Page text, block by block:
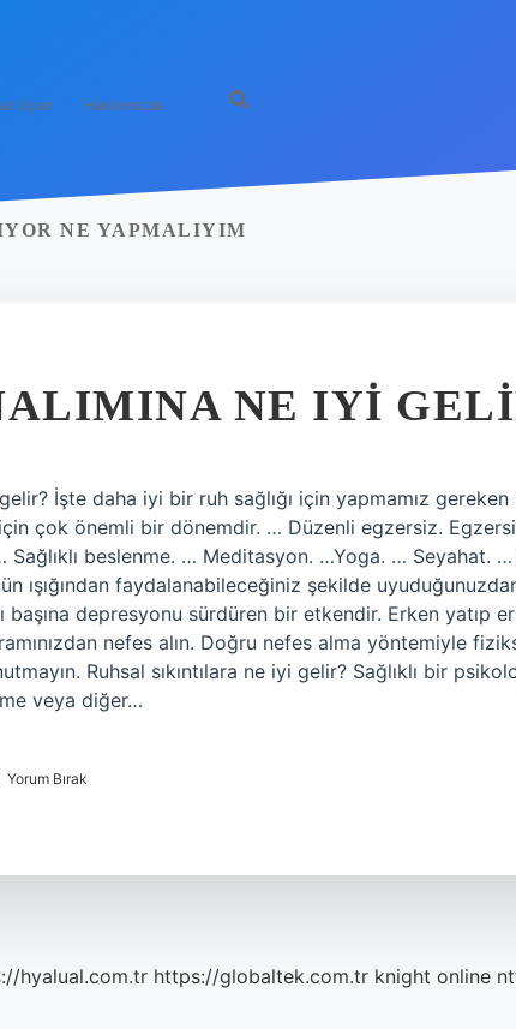
Uyarı Hakkımızda
NE YAPMALIYIM
NE IYI
İşte daha iyi bir ruh sağlığı için yapmamız
çok önemli bir dönemdir. … Düzenli egzersiz.
… Sağlıklı beslenme. … Meditasyon. …Yoga. … Seyahat.
ışığından faydalanabileceğiniz şekilde
başına depresyonu sürdüren bir etkendir. Erken yatıp
nefes alın. Doğru nefes alma yöntemiyle
Ruhsal sıkıntılara ne iyi gelir? Sağlıklı bir
veya diğer…
Yorum Bırak
hyalual.com.tr https://globaltek.com.tr knight online